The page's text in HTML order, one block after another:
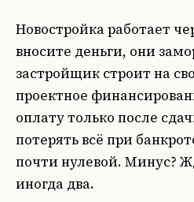
Новостройка работает
вносите деньги, они
застройщик строит на
проектное
оплату только после
потерять всё при
почти нулевой. Минус?
иногда два.